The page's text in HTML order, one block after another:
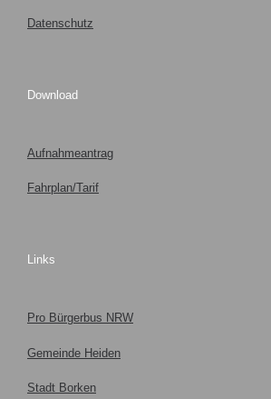
Datenschutz
Download
Aufnahmeantrag
Fahrplan/Tarif
Links
Pro Bürgerbus NRW
Gemeinde Heiden
Stadt Borken